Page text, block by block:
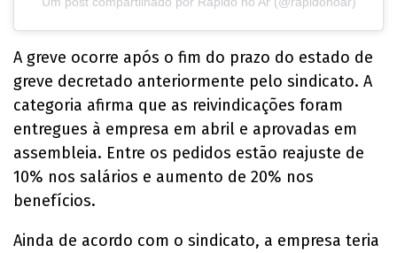
A greve ocorre após o fim do prazo do estado de
greve decretado anteriormente pelo sindicato. A
categoria afirma que as reivindicações foram
entregues à empresa em abril e aprovadas em
assembleia. Entre os pedidos estão reajuste de
10% nos salários e aumento de 20% nos
benefícios.
Ainda de acordo com o sindicato, a empresa teria